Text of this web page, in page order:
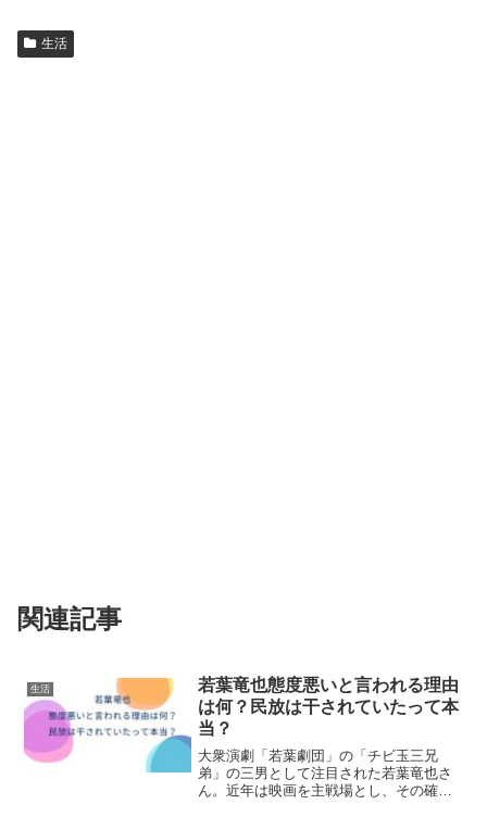
生活
関連記事
生活
若葉竜也態度悪いと言われる理由
は何？民放は干されていたって本
当？
大衆演劇「若葉劇団」の「チビ玉三兄
弟」の三男として注目された若葉竜也さ
ん。近年は映画を主戦場とし、その確か